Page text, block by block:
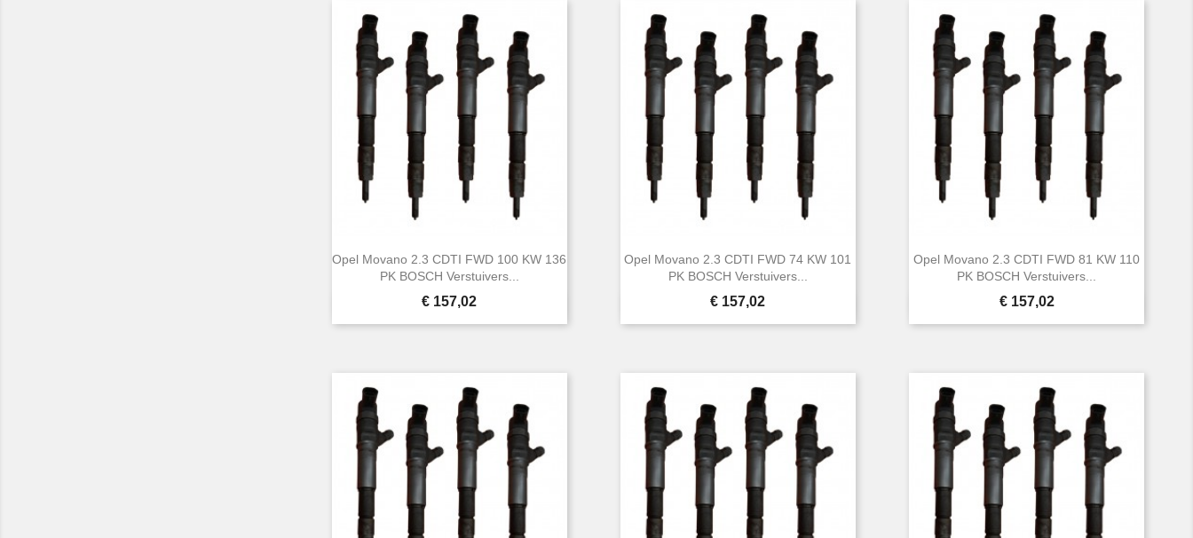
Opel Movano 2.3 CDTI FWD 100 KW 136
PK BOSCH Verstuivers...
Prijs
€ 157,02
Snel bekijken
Opel Movano 2.3 CDTI FWD 74 KW 101
PK BOSCH Verstuivers...
Prijs
€ 157,02
Snel bekijken
Opel Movano 2.3 CDTI FWD 81 KW 110
PK BOSCH Verstuivers...
Prijs
€ 157,02
Snel bekijken